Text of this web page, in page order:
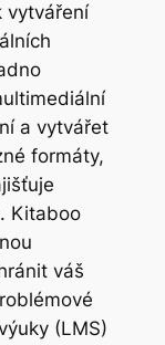
vytváření
a vytvářet
formáty,
Kitaboo
váš
(LMS)